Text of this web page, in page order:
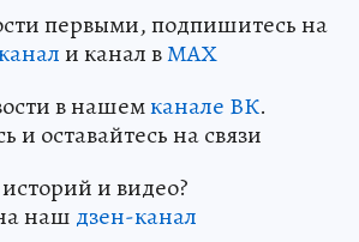
первыми, подпишитесь на
и канал вМАХ
в нашемканале ВК.
и оставайтесь на связи
и видео?
наш дзен-канал